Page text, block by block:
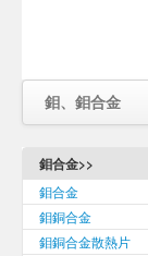
鉬、鉬合金
鉬合金>>
鉬合金
鉬銅合金
鉬銅合金散熱片